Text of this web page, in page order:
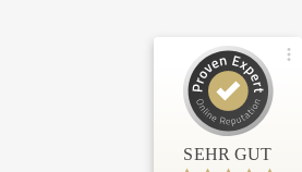
SEHR GUT
Blick aufs ProvenExpert-Profil werfen
Anonym